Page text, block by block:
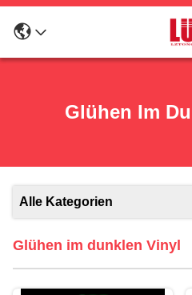
Glühen Im
Alle Kategorien
Glühen im dunklen Vinyl